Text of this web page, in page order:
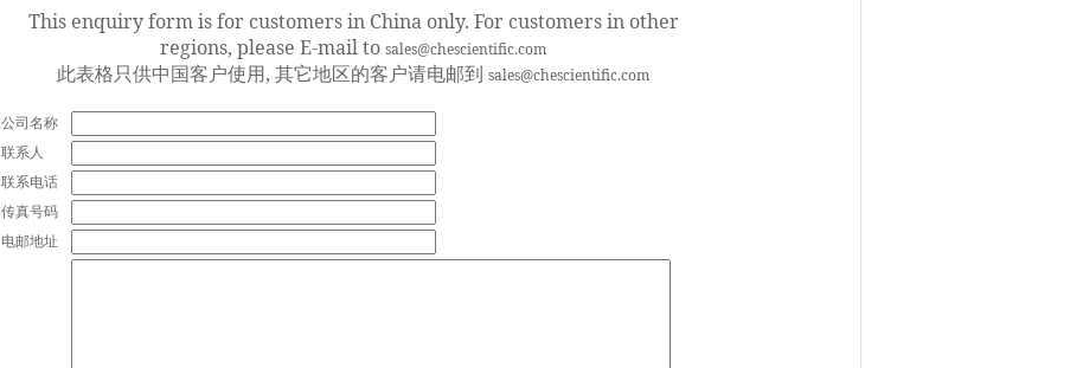
This enquiry form is for customers in China only. For customers in other
regions, please E-mail to sales@chescientific.com
此表格只供中国客户使用, 其它地区的客户请电邮到 sales@chescientific.com
公司名称
联系人
联系电话
传真号码
电邮地址